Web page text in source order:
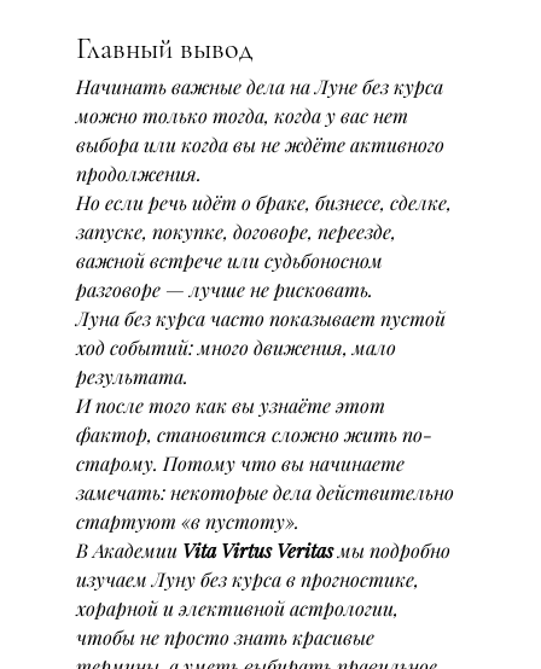
Главный вывод
Начинать важные дела на Луне без курса
можно только тогда, когда у вас нет
выбора или когда вы не ждёте активного
продолжения.
Но если речь идёт о браке, бизнесе, сделке,
запуске, покупке, договоре, переезде,
важной встрече или судьбоносном
разговоре — лучше не рисковать.
Луна без курса часто показывает пустой
ход событий: много движения, мало
результата.
И после того как вы узнаёте этот
фактор, становится сложно жить по-
старому. Потому что вы начинаете
замечать: некоторые дела действительно
стартуют «в пустоту».
В Академии Vita Virtus Veritas мы подробно
изучаем Луну без курса в прогностике,
хорарной и элективной астрологии,
чтобы не просто знать красивые